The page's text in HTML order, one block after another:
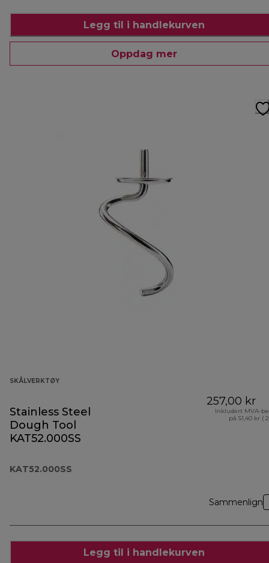
Legg til i handlekurven
Oppdag mer
SKÅLVERKTØY
Stainless Steel
Dough Tool
KAT52.000SS
KAT52.000SS
257,00 kr
Inkludert MVA-
på 51,40 kr (
Sammenlign
Legg til i handlekurven